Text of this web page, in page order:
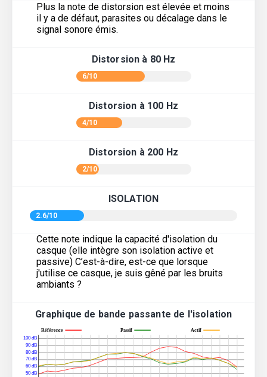
Plus la note de distorsion est élevée et moins
il y a de défaut, parasites ou décalage dans le
signal sonore émis.
Distorsion à 80 Hz
6/10
Distorsion à 100 Hz
4/10
Distorsion à 200 Hz
2/10
ISOLATION
2.6/10
Cette note indique la capacité d'isolation du
casque (elle intègre son isolation active et
passive) C’est-à-dire, est-ce que lorsque
j'utilise ce casque, je suis gêné par les bruits
ambiants ?
Graphique de bande passante de l'isolation